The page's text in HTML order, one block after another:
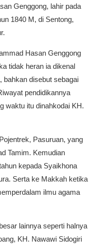
Genggong, lahir pada
1840 M, di Sentong,
Hasan Genggong
tidak heran ia dikenal
bahkan disebut sebagai
pendidikannya
waktu itu dinahkodai KH.
Pasuruan, yang
Tamim. Kemudian
kepada Syaikhona
Serta ke Makkah ketika
ilmu agama
lainnya seperti halnya
KH. Nawawi Sidogiri